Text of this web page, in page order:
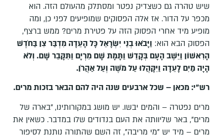
שיש טהרה גם כשצדיק נפטר ומסתלק מהעולם הזה. הוא
מכפר על הדור. אז אלה הפסוקים שמופיעים לפני כן, ומה
מופיע מיד אחרי הפסוק הזה על פטירת מרים? ממש ברצף,
הפסוק הבא הוא: וַיָּבֹאוּ בְנֵי יִשְׂרָאֵל כָּל הָעֵדָה מִדְבַּר צִן בַּחֹדֶשׁ
הָרִאשׁוֹן וַיֵּשֶׁב הָעָם בְּקָדֵשׁ וַתָּמָת שָׁם מִרְיָם וַתִּקָּבֵר שָׁם. וְלֹא
הָיָה מַיִם לָעֵדָה וַיִּקָּהֲלוּ עַל מֹשֶׁה וְעַל אַהֲרֹן.
רש"י: מכאן – שכל ארבעים שנה היה להם הבאר בזכות מרים.
מרים נפטרה – והמים יבשו. יש מושג במקורותינו, "בארה של
מרים", באר שליוותה את העם בנדודים שלו במדבר. כשאין את
מרים – מיד יש "מי מריבה", זה השם שהתורה נותנת לסיפור